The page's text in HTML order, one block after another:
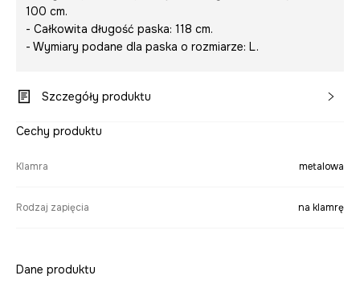
100 cm.
- Całkowita długość paska: 118 cm.
- Wymiary podane dla paska o rozmiarze: L.
Szczegóły produktu
Cechy produktu
Klamra metalowa
Rodzaj zapięcia na klamrę
Dane produktu